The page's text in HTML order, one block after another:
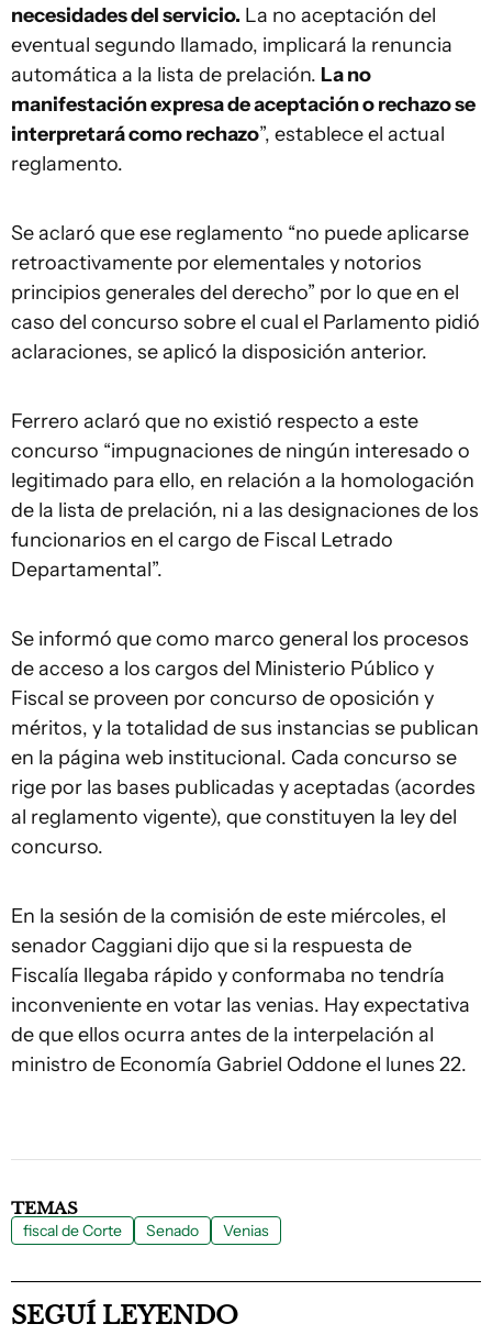
necesidades del servicio. La no aceptación del
eventual segundo llamado, implicará la renuncia
automática a la lista de prelación. La no
manifestación expresa de aceptación o rechazo se
interpretará como rechazo”, establece el actual
reglamento.
Se aclaró que ese reglamento “no puede aplicarse
retroactivamente por elementales y notorios
principios generales del derecho” por lo que en el
caso del concurso sobre el cual el Parlamento pidió
aclaraciones, se aplicó la disposición anterior.
Ferrero aclaró que no existió respecto a este
concurso “impugnaciones de ningún interesado o
legitimado para ello, en relación a la homologación
de la lista de prelación, ni a las designaciones de los
funcionarios en el cargo de Fiscal Letrado
Departamental”.
Se informó que como marco general los procesos
de acceso a los cargos del Ministerio Público y
Fiscal se proveen por concurso de oposición y
méritos, y la totalidad de sus instancias se publican
en la página web institucional. Cada concurso se
rige por las bases publicadas y aceptadas (acordes
al reglamento vigente), que constituyen la ley del
concurso.
En la sesión de la comisión de este miércoles, el
senador Caggiani dijo que si la respuesta de
Fiscalía llegaba rápido y conformaba no tendría
inconveniente en votar las venias. Hay expectativa
de que ellos ocurra antes de la interpelación al
ministro de Economía Gabriel Oddone el lunes 22.
TEMAS
fiscal de Corte Senado Venias
SEGUÍ LEYENDO